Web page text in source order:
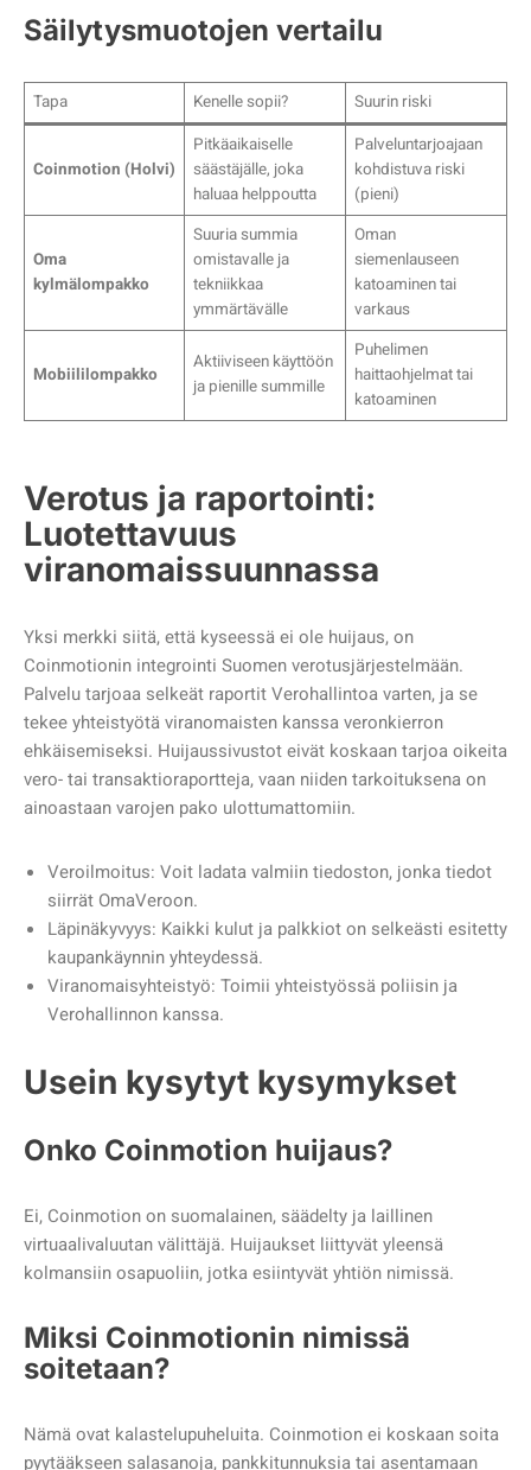
Säilytysmuotojen vertailu
Tapa Kenelle sopii? Suurin riski
Coinmotion (Holvi)
Pitkäaikaiselle
säästäjälle, joka
haluaa helppoutta
Palveluntarjoajaan
kohdistuva riski
(pieni)
Oma
kylmälompakko
Suuria summia
omistavalle ja
tekniikkaa
ymmärtävälle
Oman
siemenlauseen
katoaminen tai
varkaus
Mobiililompakko
Aktiiviseen käyttöön
ja pienille summille
Puhelimen
haittaohjelmat tai
katoaminen
Verotus ja raportointi:
Luotettavuus
viranomaissuunnassa
Yksi merkki siitä, että kyseessä ei ole huijaus, on
Coinmotionin integrointi Suomen verotusjärjestelmään.
Palvelu tarjoaa selkeät raportit Verohallintoa varten, ja se
tekee yhteistyötä viranomaisten kanssa veronkierron
ehkäisemiseksi. Huijaussivustot eivät koskaan tarjoa oikeita
vero- tai transaktioraportteja, vaan niiden tarkoituksena on
ainoastaan varojen pako ulottumattomiin.
Veroilmoitus: Voit ladata valmiin tiedoston, jonka tiedot
siirrät OmaVeroon.
Läpinäkyvyys: Kaikki kulut ja palkkiot on selkeästi esitetty
kaupankäynnin yhteydessä.
Viranomaisyhteistyö: Toimii yhteistyössä poliisin ja
Verohallinnon kanssa.
Usein kysytyt kysymykset
Onko Coinmotion huijaus?
Ei, Coinmotion on suomalainen, säädelty ja laillinen
virtuaalivaluutan välittäjä. Huijaukset liittyvät yleensä
kolmansiin osapuoliin, jotka esiintyvät yhtiön nimissä.
Miksi Coinmotionin nimissä
soitetaan?
Nämä ovat kalastelupuheluita. Coinmotion ei koskaan soita
pyytääkseen salasanoja, pankkitunnuksia tai asentamaan